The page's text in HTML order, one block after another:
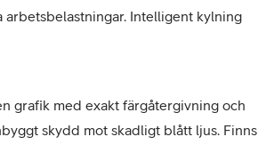
Intelligent kylning
grafik med exakt färgåtergivning och
skydd mot skadligt blått ljus. Finns